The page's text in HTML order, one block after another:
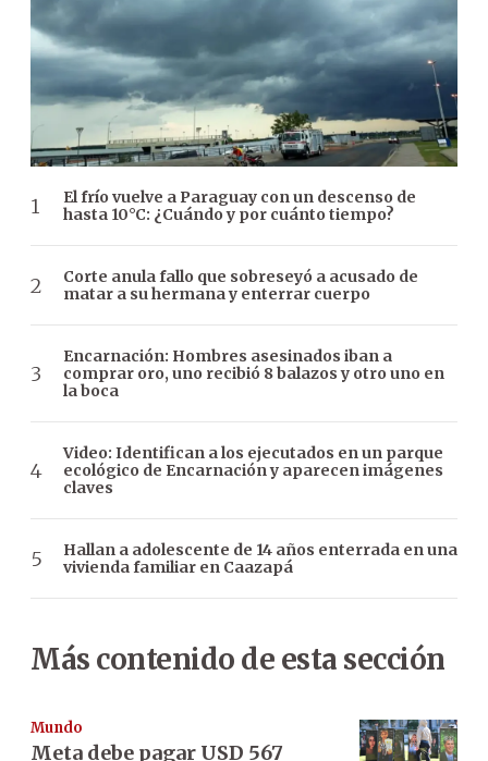
El frío vuelve a Paraguay con un descenso de
hasta 10°C: ¿Cuándo y por cuánto tiempo?
Corte anula fallo que sobreseyó a acusado de
matar a su hermana y enterrar cuerpo
Encarnación: Hombres asesinados iban a
comprar oro, uno recibió 8 balazos y otro uno en
la boca
Video: Identifican a los ejecutados en un parque
ecológico de Encarnación y aparecen imágenes
claves
Hallan a adolescente de 14 años enterrada en una
vivienda familiar en Caazapá
Más contenido de esta sección
Mundo
Meta debe pagar USD 567